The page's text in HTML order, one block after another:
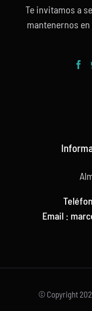
Te invitamos a
mantenernos
Email :
© Copyright